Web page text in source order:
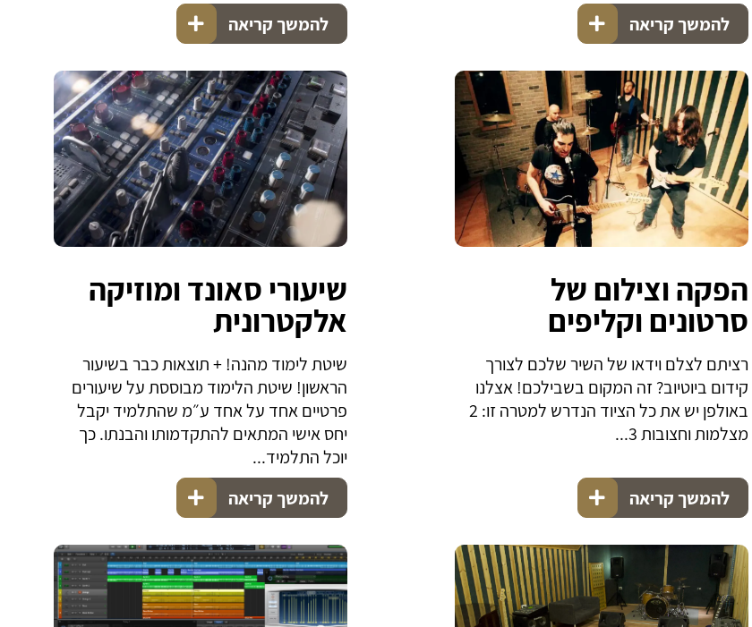
להמשך קריאה
להמשך קריאה
הפקה וצילום של
סרטונים וקליפים
רציתם לצלם וידאו של השיר שלכם לצורך
קידום ביוטיוב? זה המקום בשבילכם! אצלנו
באולפן יש את כל הציוד הנדרש למטרה זו: 2
מצלמות וחצובות 3...
להמשך קריאה
שיעורי סאונד ומוזיקה
אלקטרונית
שיטת לימוד מהנה! + תוצאות כבר בשיעור
הראשון! שיטת הלימוד מבוססת על שיעורים
פרטיים אחד על אחד ע״מ שהתלמיד יקבל
יחס אישי המתאים להתקדמותו והבנתו. כך
יוכל התלמיד...
להמשך קריאה